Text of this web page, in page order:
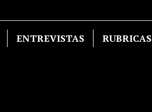
ENTREVISTAS RUBRICAS